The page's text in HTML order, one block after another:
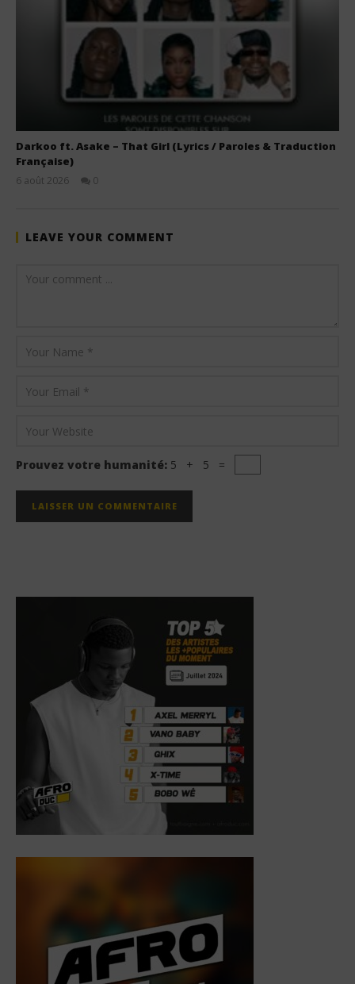
Darkoo ft. Asake – That Girl (Lyrics / Paroles & Traduction
Française)
6 août 2026
0
LEAVE YOUR COMMENT
Prouvez votre humanité: 5 + 5 =